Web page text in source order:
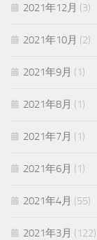
2021年12月 (3)
2021年10月 (2)
2021年9月 (1)
2021年8月 (1)
2021年7月 (1)
2021年6月 (1)
2021年4月 (55)
2021年3月 (122)